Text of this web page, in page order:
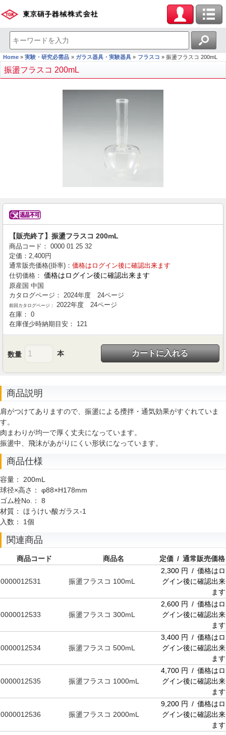
Home 実験・研究必需品 ガラス器具・実験器具 フラスコ 振盪フラスコ 200mL
振盪フラスコ 200mL
【販売終了】振盪フラスコ 200mL
商品コード： 0000 01 25 32
定価： 2,400円
通常販売価格(掛率)： 価格はログイン後に確認出来ます
仕切価格： 価格はログイン後に確認出来ます
原産国 中国
カタログページ： 2024年度 24ページ
前回カタログページ：
2022年度 24ページ
在庫： 0
在庫僅少時納期目安：
121
数量 本 カートに入れる
商品説明
肩がつけてありますので、振盪による攪拌・通気効果がすぐれていま
す。
肉まわりが均一で厚く丈夫になっています。
振盪中、飛沫があがりにくい形状になっています。
商品仕様
容量： 200mL
球径×高さ： φ88×H178mm
ゴム栓No.： 8
材質： ほうけい酸ガラス-1
入数： 1個
関連商品
商品コード 商品名 定価 / 通常販売価格
0000012531 振盪フラスコ 100mL
2,300 円 / 価格はロ
グイン後に確認出来
ます
0000012533 振盪フラスコ 300mL
2,600 円 / 価格はロ
グイン後に確認出来
ます
0000012534 振盪フラスコ 500mL
3,400 円 / 価格はロ
グイン後に確認出来
ます
0000012535 振盪フラスコ 1000mL
4,700 円 / 価格はロ
グイン後に確認出来
ます
0000012536 振盪フラスコ 2000mL
9,200 円 / 価格はロ
グイン後に確認出来
ます